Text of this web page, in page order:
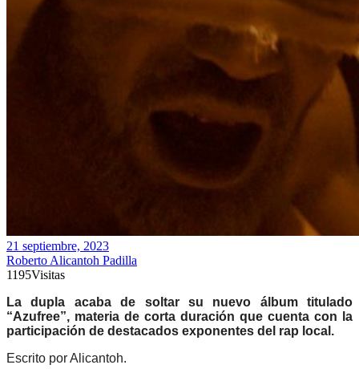
21 septiembre, 2023
Roberto Alicantoh Padilla
1195Visitas
La dupla acaba de soltar su nuevo álbum titulado
“Azufree”, materia de corta duración que cuenta con la
participación de destacados exponentes del rap local.
Escrito por Alicantoh.